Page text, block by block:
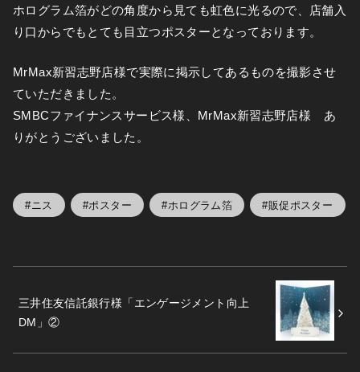
ホログラム箔がどの角度から見ても虹色に光るので、店舗入
り口からでもとても目立つポスターとなっております。
MrMax新習志野店様で実際に掲示してあるものを撮影させ
ていただきました。
SMBCファイナンスサービス様、MrMax新習志野店様 あ
りがとうございました。
ニス ポスター ホログラム箔 販促ポスター
三井住友信託銀行様「エンゲージメント向上
DM」②